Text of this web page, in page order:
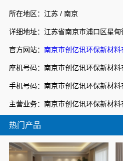
所在地区：江苏 / 南京
详细地址：江苏省南京市浦口区星
官方网站： 南京市创亿讯环保新材料
座机号码：南京市创亿讯环保新材料
手机号码：南京市创亿讯环保新材料
主营业务：南京市创亿讯环保新材料
热门产品